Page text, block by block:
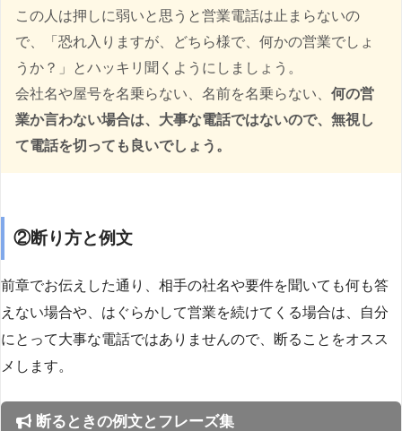
この人は押しに弱いと思うと営業電話は止まらないの
で、「恐れ入りますが、どちら様で、何かの営業でしょ
うか？」とハッキリ聞くようにしましょう。
会社名や屋号を名乗らない、名前を名乗らない、 何の営
業か言わない場合は、大事な電話ではないので、無視し
て電話を切っても良いでしょう。
②断り方と例文
前章でお伝えした通り、相手の社名や要件を聞いても何も答
えない場合や、はぐらかして営業を続けてくる場合は、自分
にとって大事な電話ではありませんので、断ることをオスス
メします。
断るときの例文とフレーズ集